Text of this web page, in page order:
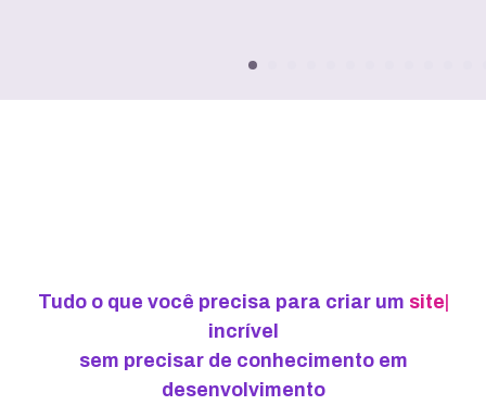
Tudo o que você precisa para criar umpo|
incrível
sem precisar de conhecimento em
desenvolvimento